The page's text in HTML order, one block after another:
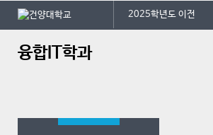
2025학년도 이전
융합IT학과